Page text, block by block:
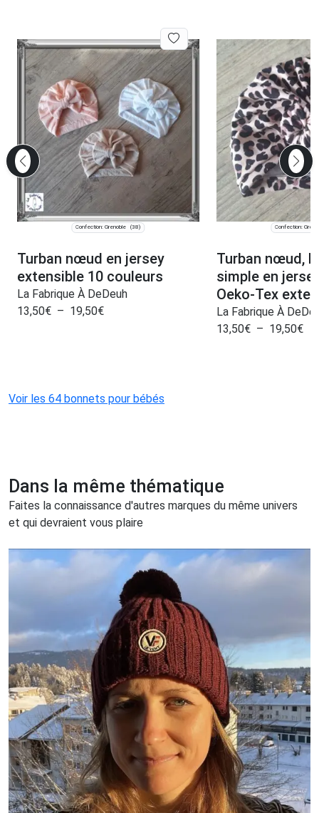
Confection: Grenoble (38)
Turban nœud en jersey
extensible 10 couleurs
La Fabrique À DeDeuh
13,50€ – 19,50€
Confection:
Turban nœud,
simple en
Oeko-Tex
La Fabrique À
13,50€ – 19,50€
Voir les 64 bonnets pour bébés
Dans la même thématique
Faites la connaissance d'autres marques du même univers
et qui devraient vous plaire